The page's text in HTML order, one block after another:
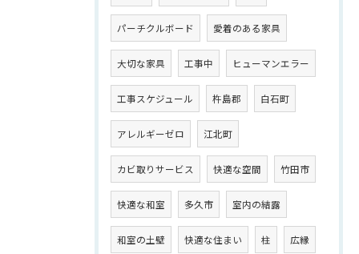
パーチクルボード 愛着のある家具
大切な家具 工事中 ヒューマンエラー
工事スケジュール 杵島郡 白石町
アレルギーゼロ 江北町
カビ取りサービス 快適な空間 竹田市
快適な和室 多久市 室内の結露
和室の土壁 快適な住まい 柱 広縁